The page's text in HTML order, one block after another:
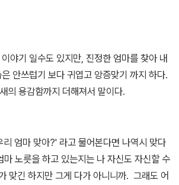
야기 일수도 있지만, 진정한 엄마를 찾아 내
안쓰럽기 보다 귀엽고 앙증맞기 까지 하다.
의 용감함까지 더해져서 말이다.
엄마 맞아?' 라고 물어본다면 나역시 맞다
마 노릇을 하고 있는지는 나 자신도 자신할 수
맞긴 하지만 그게 다가 아니니까. 그래도 어